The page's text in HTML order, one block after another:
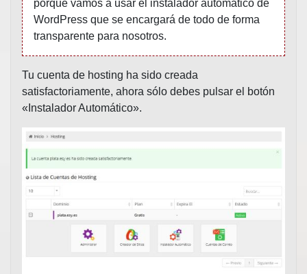
porque vamos a usar el instalador automático de
WordPress que se encargará de todo de forma
transparente para nosotros.
Tu cuenta de hosting ha sido creada
satisfactoriamente, ahora sólo debes pulsar el botón
«Instalador Automático».